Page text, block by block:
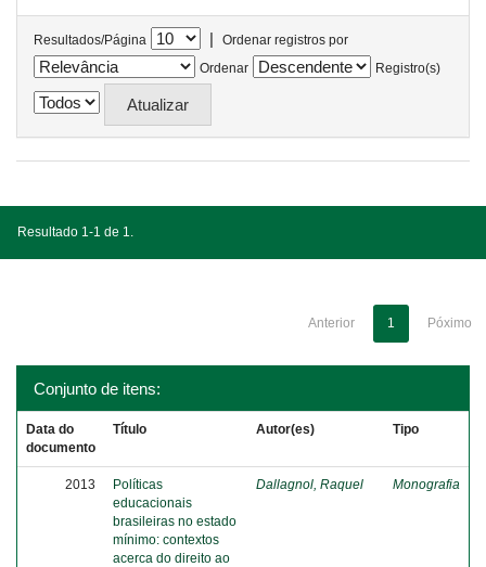
Resultados/Página |
Ordenar registros por
Ordenar
Registro(s)
Resultado 1-1 de 1.
Anterior 1 Póximo
Conjunto de itens:
Data do
documento
Título Autor(es) Tipo
2013
Políticas
educacionais
brasileiras no estado
mínimo: contextos
acerca do direito ao
Dallagnol, Raquel Monografia